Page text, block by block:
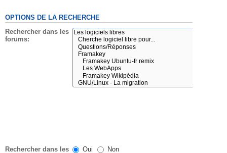
OPTIONS DE LA RECHERCHE
Rechercher dans les
forums:
Rechercher dans les Oui Non